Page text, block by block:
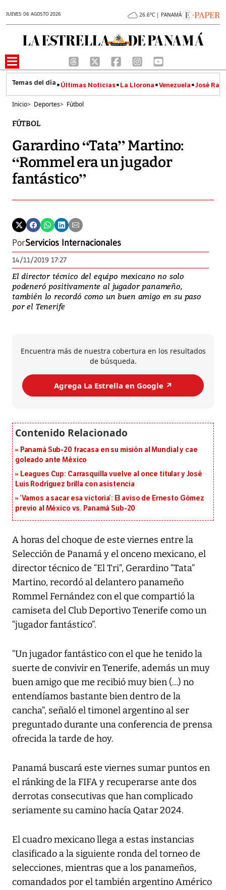
JUEVES 06 AGOSTO 2026 26.6°C | PANAMÁ
Últimas Noticias La Llorona Venezuela José
Inicio> Deportes> Fútbol
FÚTBOL
Garardino “Tata” Martino:
“Rommel era un jugador
fantástico”
PorServicios Internacionales
14/11/2019 17:27
El director técnico del equipo mexicano no solo
podeneró positivamente al jugador panameño,
también lo recordó como un buen amigo en su paso
por el Tenerife
Encuentra más de nuestra cobertura en los resultados
de búsqueda.
Agrega La Estrella en Google ↗️
Panamá Sub-20 fracasa en su misión al Mundial y cae
goleado ante México
Leagues Cup: Carrasquilla vuelve al once titular y José
Luis Rodríguez brilla con asistencia
‘Vamos a sacar esa victoria’: El aviso de Ernesto Gómez
previo al México vs. Panamá Sub-20
A horas del choque de este viernes entre la
Selección de Panamá y el onceno mexicano, el
director técnico de “El Tri”, Gerardino “Tata”
Martino, recordó al delantero panameño
Rommel Fernández con el que compartió la
camiseta del Club Deportivo Tenerife como un
“jugador fantástico”.
“Un jugador fantástico con el que he tenido la
suerte de convivir en Tenerife, además un muy
buen amigo que me recibió muy bien (…) no
entendíamos bastante bien dentro de la
cancha”, señaló el timonel argentino al ser
preguntado durante una conferencia de prensa
ofrecida la tarde de hoy.
Panamá buscará este viernes sumar puntos en
el ránking de la FIFA y recuperarse ante dos
derrotas consecutivas que han complicado
seriamente su camino hacía Qatar 2024.
El cuadro mexicano llega a estas instancias
clasificado a la siguiente ronda del torneo de
selecciones, mientras que a los panameños,
comandados por el también argentino Américo